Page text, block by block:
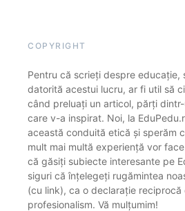
COPYRIGHT
Pentru că scrieți despre educație,
datorită acestui lucru, ar fi util să
când preluați un articol, părți
care v-a inspirat. Noi, la
această conduită etică și sperăm
mult mai multă experiență vor
că găsiți subiecte interesante pe
siguri că înțelegeți rugămintea
(cu link), ca o declarație
profesionalism. Vă mulțumim!